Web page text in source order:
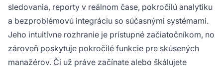
sledovania, reporty v reálnom čase, pokročilú analytiku
a bezproblémovú integráciu so súčasnými systémami.
Jeho intuitívne rozhranie je prístupné začiatočníkom, no
zároveň poskytuje pokročilé funkcie pre skúsených
manažérov. Či už práve začínate alebo škálujete